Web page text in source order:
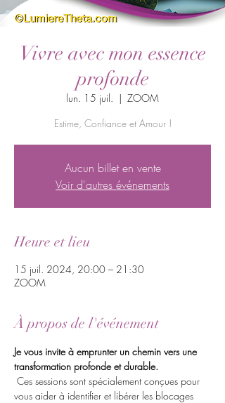
Vivre avec mon essence
profonde
lun. 15 juil.
  |
ZOOM
Estime, Confiance et Amour !
Aucun billet en vente
Voir d'autres événements
Heure et lieu
15 juil. 2024, 20:00 – 21:30
ZOOM
À propos de l'événement
Je vous invite à emprunter un chemin vers une
transformation profonde et durable.
Ces sessions sont spécialement conçues pour
vous aider à identifier et libérer les blocages